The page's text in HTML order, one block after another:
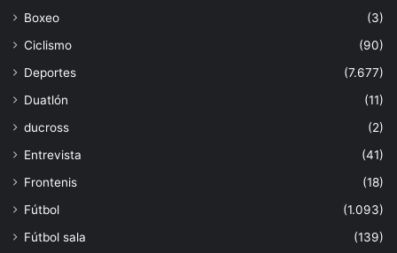
Boxeo
(3)
Ciclismo
(90)
Deportes
(7.677)
Duatlón
(11)
ducross
(2)
Entrevista
(41)
Frontenis
(18)
Fútbol
(1.093)
Fútbol sala
(139)